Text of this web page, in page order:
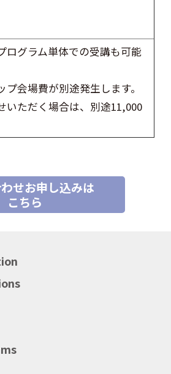
ログラム単体での受講も可能
プ会場費が別途発生します。
いただく場合は、別途11,000
せお申し込みは
こちら